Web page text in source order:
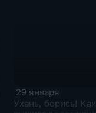
29 января
Ухань, борись! Как